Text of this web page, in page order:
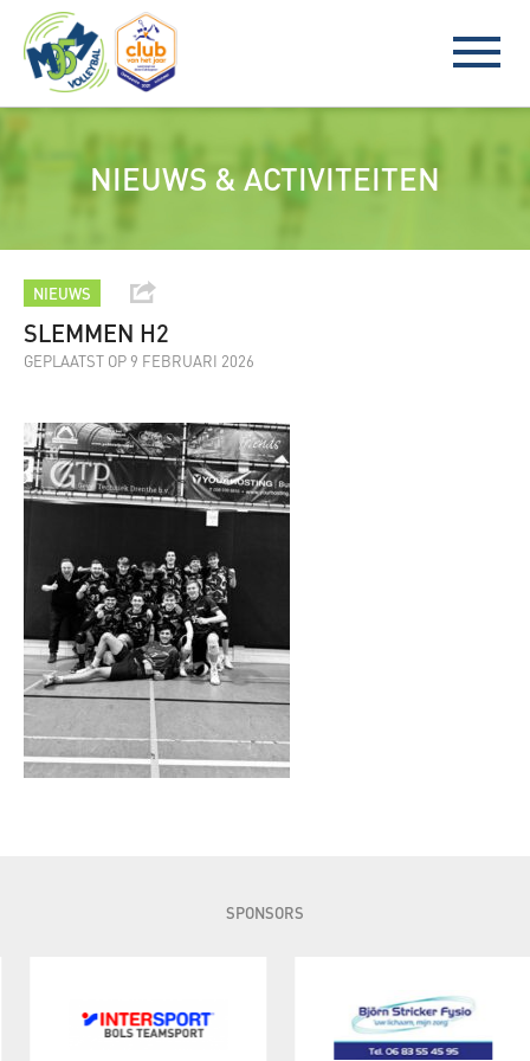
NIEUWS & ACTIVITEITEN
NIEUWS
SLEMMEN H2
GEPLAATST OP 9 FEBRUARI 2026
SPONSORS